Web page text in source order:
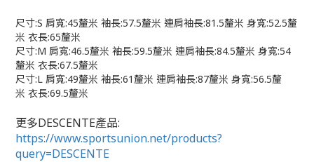
尺寸:S 肩寬:45釐米 袖長:57.5釐米 連肩袖長:81.5釐米 身寬:52.5釐
米 衣長:65釐米
尺寸:M 肩寬:46.5釐米 袖長:59.5釐米 連肩袖長:84.5釐米 身寬:54
釐米 衣長:67.5釐米
尺寸:L 肩寬:49釐米 袖長:61釐米 連肩袖長:87釐米 身寬:56.5釐
米 衣長:69.5釐米
更多DESCENTE產品:
https://www.sportsunion.net/products?
query=DESCENTE